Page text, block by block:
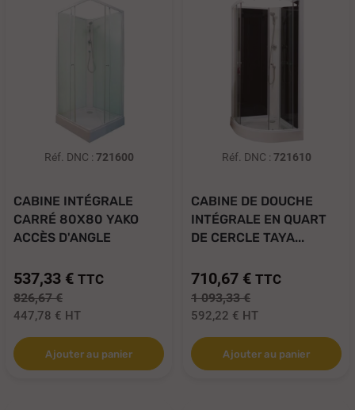
Réf. DNC : 721600
CABINE INTÉGRALE
CARRÉ 80X80 YAKO
ACCÈS D'ANGLE
537,33 € TTC
826,67 €
447,78 € HT
Ajouter au panier
Réf. DNC : 721610
CABINE DE DOUCHE
INTÉGRALE EN QUART
DE CERCLE TAYA...
710,67 € TTC
1 093,33 €
592,22 € HT
Ajouter au panier